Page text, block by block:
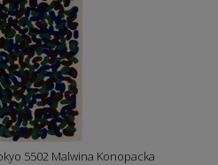
5502 Malwina Konopacka